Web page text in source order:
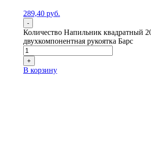
289,40 руб.
-
Количество Напильник квадратный
двухкомпонентная рукоятка Барс
+
В корзину